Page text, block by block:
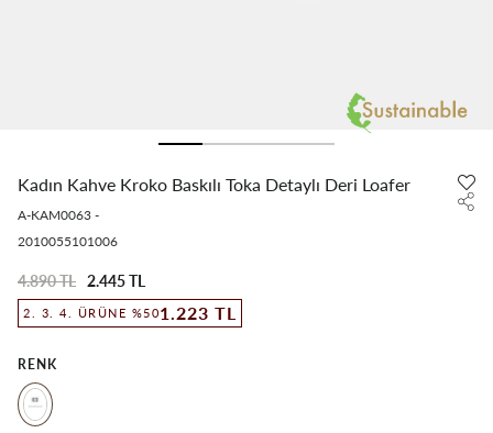
Kadın Kahve Kroko Baskılı Toka Detaylı Deri Loafer
A-KAM0063 -
2010055101006
4.890 TL 2.445 TL
2. 3. 4. ÜRÜNE %501.223 TL
RENK